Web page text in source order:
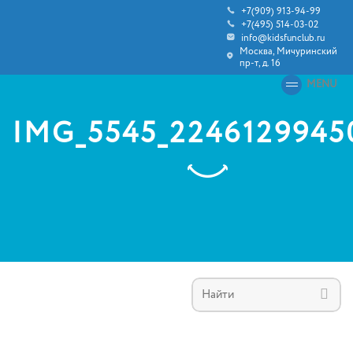
+7(909) 913-94-99
+7(495) 514-03-02
info@kidsfunclub.ru
Москва, Мичуринский
пр-т, д. 16
MENU